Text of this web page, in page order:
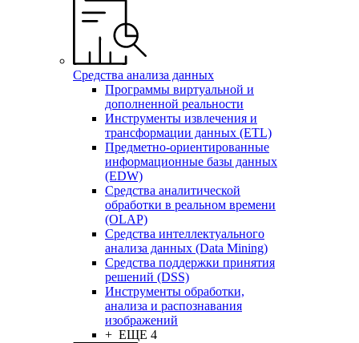
Средства анализа данных
Программы виртуальной и
дополненной реальности
Инструменты извлечения и
трансформации данных (ETL)
Предметно-ориентированные
информационные базы данных
(EDW)
Средства аналитической
обработки в реальном времени
(OLAP)
Средства интеллектуального
анализа данных (Data Mining)
Средства поддержки принятия
решений (DSS)
Инструменты обработки,
анализа и распознавания
изображений
+ ЕЩЕ 4